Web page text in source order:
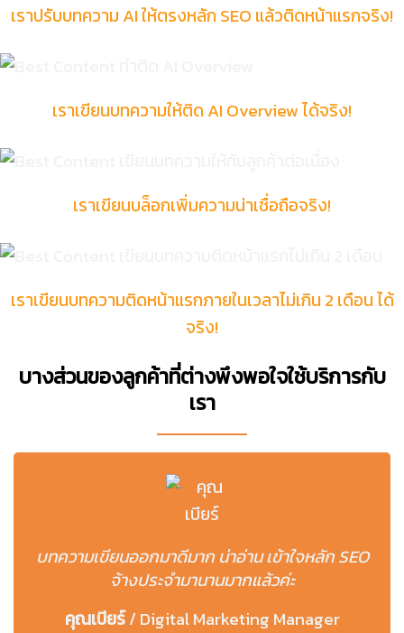
เราปรับบทความ AI ให้ตรงหลัก SEO แล้วติดหน้าแรกจริง!
เราเขียนบทความให้ติด AI Overview ได้จริง!
เราเขียนบล็อกเพิ่มความน่าเชื่อถือจริง!
เราเขียนบทความติดหน้าแรกภายในเวลาไม่เกิน 2 เดือน ได้
จริง!
บางส่วนของลูกค้าที่ต่างพึงพอใจใช้บริการกับ
เรา
บทความเขียนออกมาดีมาก น่าอ่าน เข้าใจหลัก SEO
จ้างประจำมานานมากแล้วค่ะ
คุณเบียร์/Digital Marketing Manager